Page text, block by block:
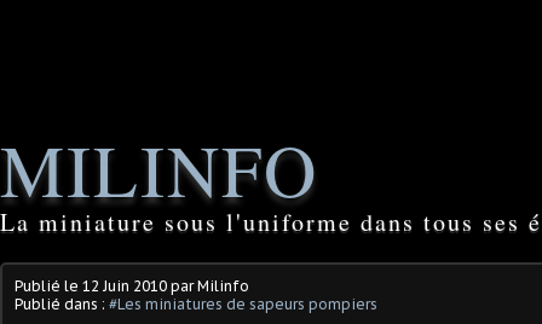
MILINFO
La miniature sous l'uniforme dans tous ses
Publié le 12 Juin 2010 par Milinfo
Publié dans : #Les miniatures de sapeurs pompiers